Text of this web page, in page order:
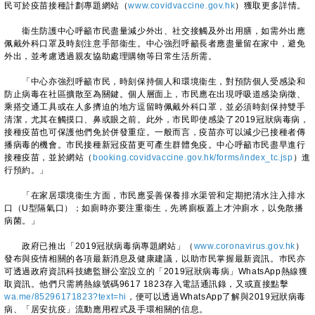
民可於疫苗接種計劃專題網站（www.covidvaccine.gov.hk）獲取更多詳情。
衞生防護中心呼籲市民盡量減少外出、社交接觸及外出用膳，如需外出應
佩戴外科口罩及時刻注意手部衞生。中心強烈呼籲長者應盡量留在家中，避免
外出，並考慮透過親友協助處理購物等日常生活所需。
「中心亦強烈呼籲市民，時刻保持個人和環境衞生，對預防個人受感染和
防止病毒在社區擴散至為關鍵。個人層面上，市民應在出現呼吸道感染病徵、
乘搭交通工具或在人多擠迫的地方逗留時佩戴外科口罩，並必須時刻保持雙手
清潔，尤其在觸摸口、鼻或眼之前。此外，市民即使感染了2019冠狀病毒病，
接種疫苗也可保護他們免於併發重症。一般而言，疫苗亦可以減少已接種者傳
播病毒的機會。市民接種新冠疫苗更可產生群體免疫。中心呼籲市民盡早進行
接種疫苗，並於網站（ booking.covidvaccine.gov.hk/forms/index_tc.jsp ）進
行預約。」
「在家居環境衞生方面，市民應妥善保養排水渠管和定期把清水注入排水
口（U型隔氣口）；如廁時亦要注重衞生，先將廁板蓋上才沖廁水，以免散播
病菌。」
政府已推出「2019冠狀病毒病專題網站」（ www.coronavirus.gov.hk ）
發布與疫情相關的各項最新消息及健康建議，以助市民掌握最新資訊。巿民亦
可透過政府資訊科技總監辦公室設立的「2019冠狀病毒病」WhatsApp熱線獲
取資訊。他們只需將熱線號碼9617 1823存入電話通訊錄，又或直接點擊
wa.me/85296171823?text=hi ，便可以透過WhatsApp了解與2019冠狀病毒
病、「居安抗疫」流動應用程式及手環相關的信息。